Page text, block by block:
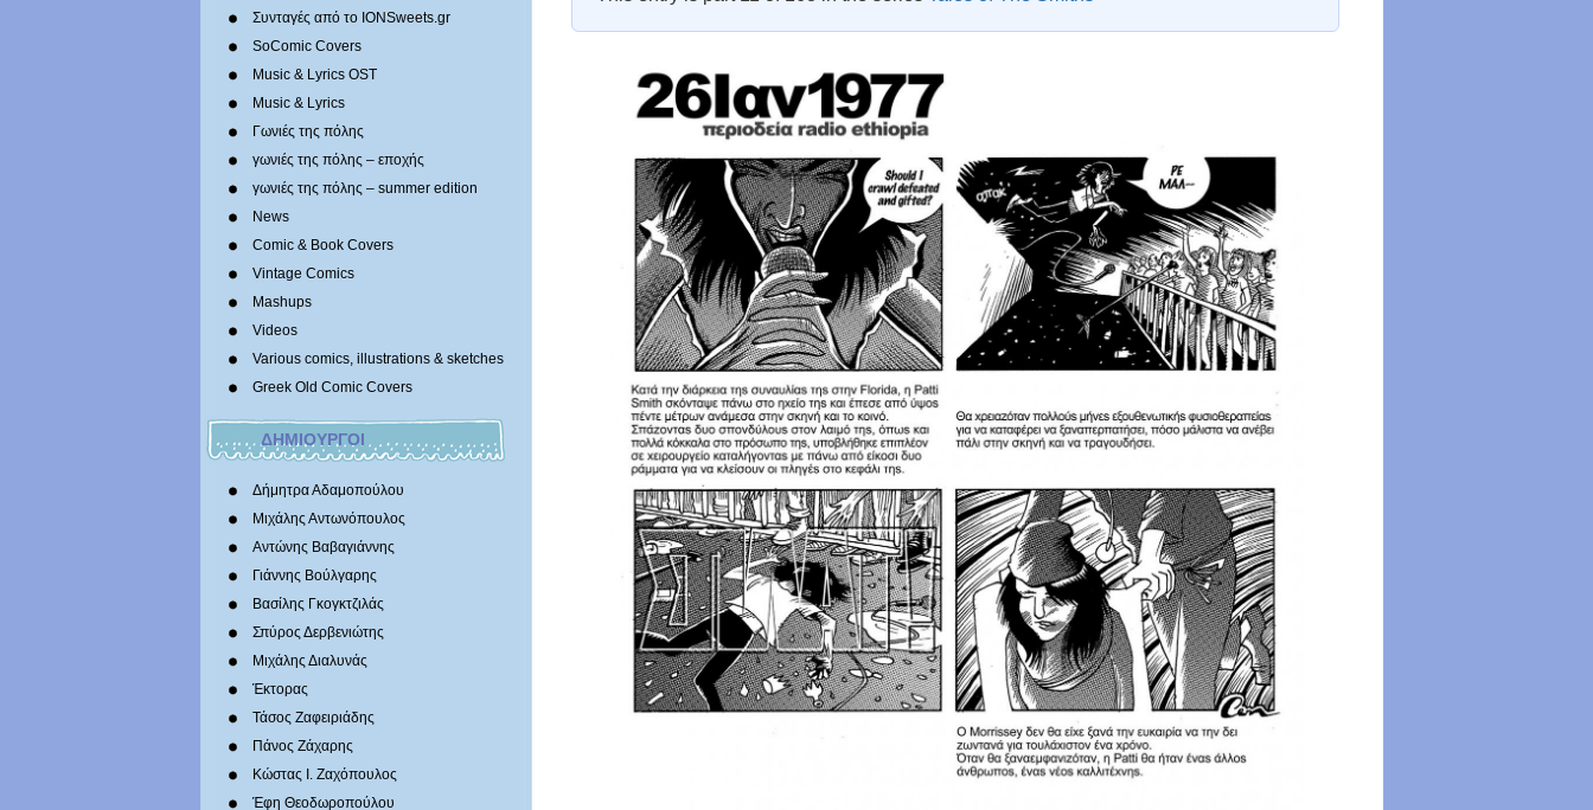
Συνταγές από το IONSweets.gr
SoComic Covers
Music & Lyrics OST
Music & Lyrics
Γωνιές της πόλης
γωνιές της πόλης – εποχής
γωνιές της πόλης – summer edition
News
Comic & Book Covers
Vintage Comics
Mashups
Videos
Various comics, illustrations & sketches
Greek Old Comic Covers
ΔΗΜΙΟΥΡΓΟΙ
Δήμητρα Αδαμοπούλου
Μιχάλης Αντωνόπουλος
Αντώνης Βαβαγιάννης
Γιάννης Βούλγαρης
Βασίλης Γκογκτζιλάς
Σπύρος Δερβενιώτης
Mιχάλης Διαλυνάς
Έκτορας
Τάσος Ζαφειριάδης
Πάνος Ζάχαρης
Κώστας Ι. Ζαχόπουλoς
Έφη Θεοδωροπούλου